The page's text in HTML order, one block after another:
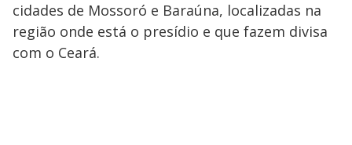
cidades de Mossoró e Baraúna, localizadas na
região onde está o presídio e que fazem divisa
com o Ceará.